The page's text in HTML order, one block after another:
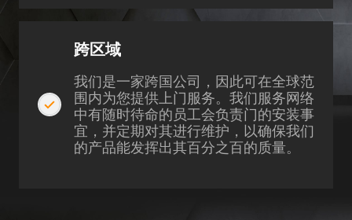
跨区域
我们是一家跨国公司，因此可在全球范
围内为您提供上门服务。我们服务网络
中有随时待命的员工会负责门的安装事
宜，并定期对其进行维护，以确保我们
的产品能发挥出其百分之百的质量。